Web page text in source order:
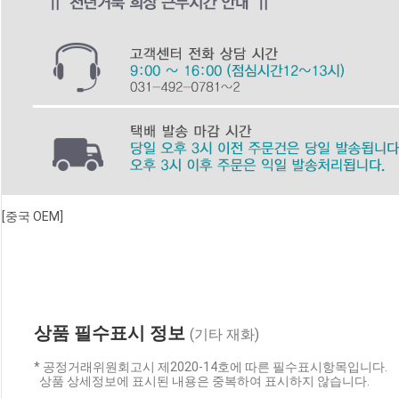
[중국 OEM]
상품 필수표시 정보 (기타 재화)
* 공정거래위원회고시 제2020-14호에 따른 필수표시항목입니다.
상품 상세정보에 표시된 내용은 중복하여 표시하지 않습니다.